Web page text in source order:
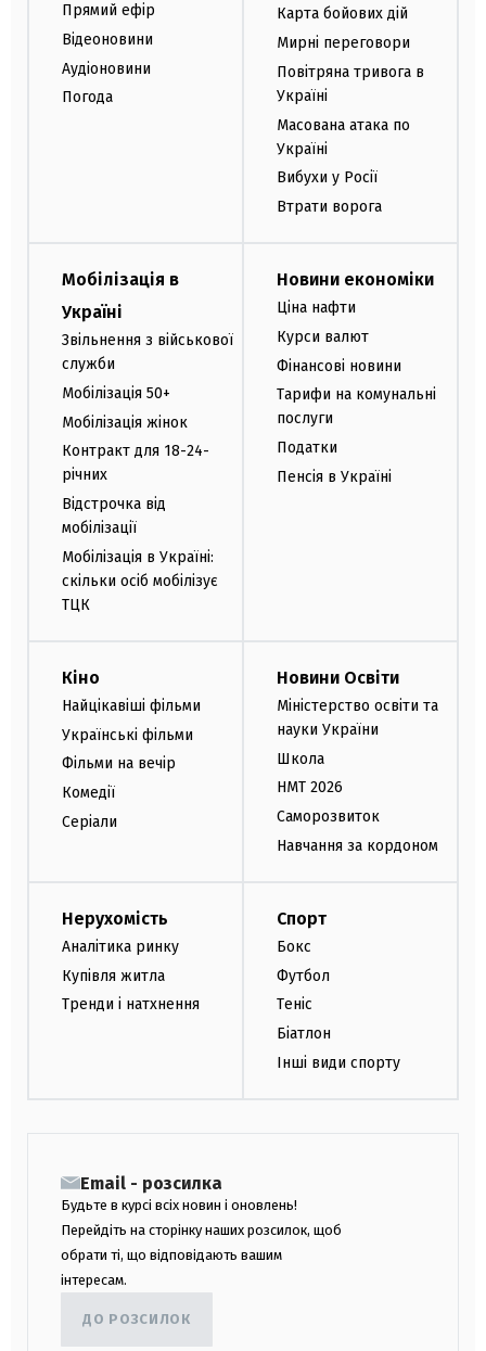
Прямий ефір
Відеоновини
Аудіоновини
Погода
Карта бойових дій
Мирні переговори
Повітряна тривога в
Україні
Масована атака по
Україні
Вибухи у Росії
Втрати ворога
Мобілізація в
Україні
Звільнення з військової
служби
Мобілізація 50+
Мобілізація жінок
Контракт для 18-24-
річних
Відстрочка від
мобілізації
Мобілізація в Україні:
скільки осіб мобілізує
ТЦК
Новини економіки
Ціна нафти
Курси валют
Фінансові новини
Тарифи на комунальні
послуги
Податки
Пенсія в Україні
Кіно
Найцікавіші фільми
Українські фільми
Фільми на вечір
Комедії
Серіали
Новини Освіти
Міністерство освіти та
науки України
Школа
НМТ 2026
Саморозвиток
Навчання за кордоном
Нерухомість
Аналітика ринку
Купівля житла
Тренди і натхнення
Спорт
Бокс
Футбол
Теніс
Біатлон
Інші види спорту
Email - розсилка
Будьте в курсі всіх новин і оновлень!
Перейдіть на сторінку наших розсилок, щоб
обрати ті, що відповідають вашим
інтересам.
ДО РОЗСИЛОК